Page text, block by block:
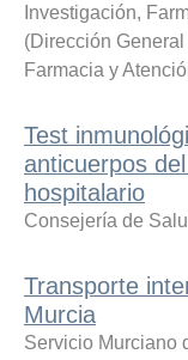
Investigación,
(Dirección
Farmacia y
Test
anticuerpos
hospitalario
Consejería de
Transporte
Murcia
Servicio Murciano